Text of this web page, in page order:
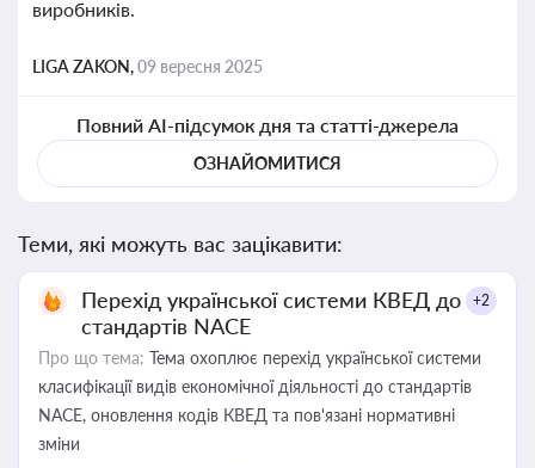
виробників.
LIGA ZAKON,09 вересня 2025
Повний AI-підсумок дня та статті-джерела
ОЗНАЙОМИТИСЯ
Теми, які можуть вас зацікавити:
Перехід української системи КВЕД до
стандартів NACE
+2
Про що тема: Тема охоплює перехід української системи
класифікації видів економічної діяльності до стандартів
NACE, оновлення кодів КВЕД та пов'язані нормативні
зміни